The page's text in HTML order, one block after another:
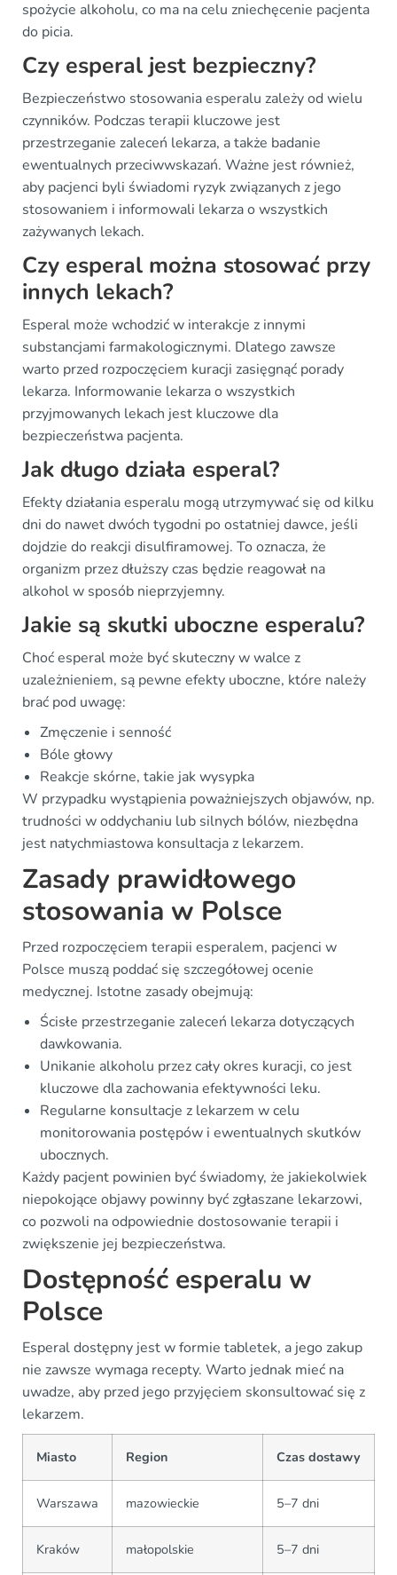
spożycie alkoholu, co ma na celu zniechęcenie pacjenta
do picia.
Czy esperal jest bezpieczny?
Bezpieczeństwo stosowania esperalu zależy od wielu
czynników. Podczas terapii kluczowe jest
przestrzeganie zaleceń lekarza, a także badanie
ewentualnych przeciwwskazań. Ważne jest również,
aby pacjenci byli świadomi ryzyk związanych z jego
stosowaniem i informowali lekarza o wszystkich
zażywanych lekach.
Czy esperal można stosować przy
innych lekach?
Esperal może wchodzić w interakcje z innymi
substancjami farmakologicznymi. Dlatego zawsze
warto przed rozpoczęciem kuracji zasięgnąć porady
lekarza. Informowanie lekarza o wszystkich
przyjmowanych lekach jest kluczowe dla
bezpieczeństwa pacjenta.
Jak długo działa esperal?
Efekty działania esperalu mogą utrzymywać się od kilku
dni do nawet dwóch tygodni po ostatniej dawce, jeśli
dojdzie do reakcji disulfiramowej. To oznacza, że
organizm przez dłuższy czas będzie reagował na
alkohol w sposób nieprzyjemny.
Jakie są skutki uboczne esperalu?
Choć esperal może być skuteczny w walce z
uzależnieniem, są pewne efekty uboczne, które należy
brać pod uwagę:
Zmęczenie i senność
Bóle głowy
Reakcje skórne, takie jak wysypka
W przypadku wystąpienia poważniejszych objawów, np.
trudności w oddychaniu lub silnych bólów, niezbędna
jest natychmiastowa konsultacja z lekarzem.
Zasady prawidłowego
stosowania w Polsce
Przed rozpoczęciem terapii esperalem, pacjenci w
Polsce muszą poddać się szczegółowej ocenie
medycznej. Istotne zasady obejmują:
Ścisłe przestrzeganie zaleceń lekarza dotyczących
dawkowania.
Unikanie alkoholu przez cały okres kuracji, co jest
kluczowe dla zachowania efektywności leku.
Regularne konsultacje z lekarzem w celu
monitorowania postępów i ewentualnych skutków
ubocznych.
Każdy pacjent powinien być świadomy, że jakiekolwiek
niepokojące objawy powinny być zgłaszane lekarzowi,
co pozwoli na odpowiednie dostosowanie terapii i
zwiększenie jej bezpieczeństwa.
Dostępność esperalu w
Polsce
Esperal dostępny jest w formie tabletek, a jego zakup
nie zawsze wymaga recepty. Warto jednak mieć na
uwadze, aby przed jego przyjęciem skonsultować się z
lekarzem.
Miasto Region Czas dostawy
Warszawa mazowieckie 5–7 dni
Kraków małopolskie 5–7 dni